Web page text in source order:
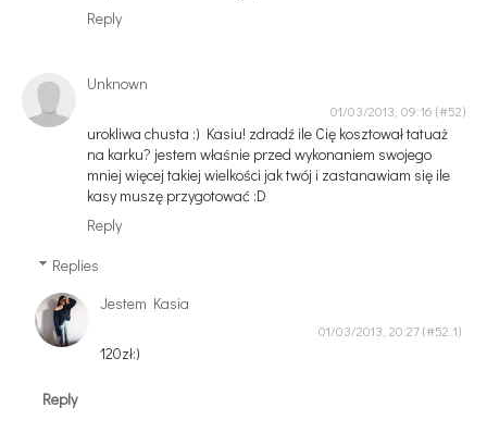
Reply
Unknown
01/03/2013, 09:16
urokliwa chusta :) Kasiu! zdradź ile Cię kosztował tatuaż
na karku? jestem właśnie przed wykonaniem swojego
mniej więcej takiej wielkości jak twój i zastanawiam się ile
kasy muszę przygotować :D
Reply
Replies
Jestem Kasia
01/03/2013, 20:27
120zł:)
Reply